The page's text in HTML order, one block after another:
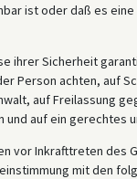
ist oder daß es
ihrer Sicherheit
Person achten, auf
auf Freilassung
auf ein gerechtes
vor Inkrafttreten des
mit den